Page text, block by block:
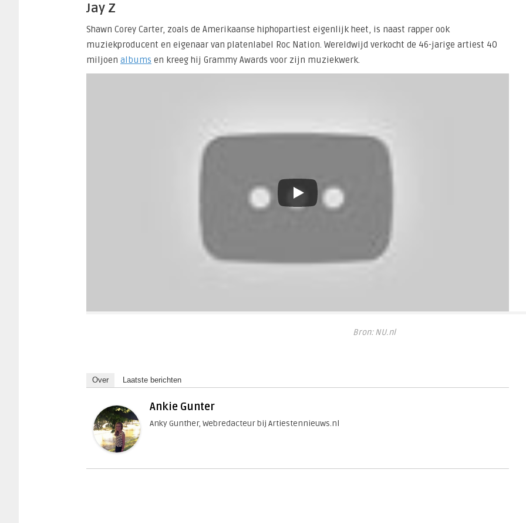
Jay Z
Shawn Corey Carter, zoals de Amerikaanse hiphopartiest eigenlijk heet, is naast rapper ook
muziekproducent en eigenaar van platenlabel Roc Nation. Wereldwijd verkocht de 46-jarige artiest 40
miljoen albums en kreeg hij Grammy Awards voor zijn muziekwerk.
Bron: NU.nl
Over Laatste berichten
Ankie Gunter
Anky Gunther, Webredacteur bij Artiestennieuws.nl